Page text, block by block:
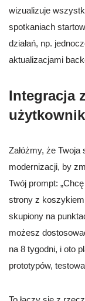
wizualizuje
spotkaniach
działań, np.
aktualizacjami
Integracja
Załóżmy, że
modernizacji, by
Twój prompt:
strony z koszykiem
skupiony na
możesz
na 8 tygodni, i oto
prototypów,